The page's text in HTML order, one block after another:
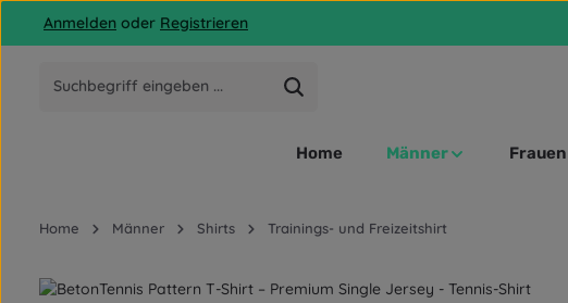
Hauptinhalt springen
Zur Suche springen
Zur Hauptnavigation springen
Anmelden oder Registrieren
Home Männer Frauen
Home Männer Shirts Trainings- und Freizeitshirt
Bildergalerie überspringen